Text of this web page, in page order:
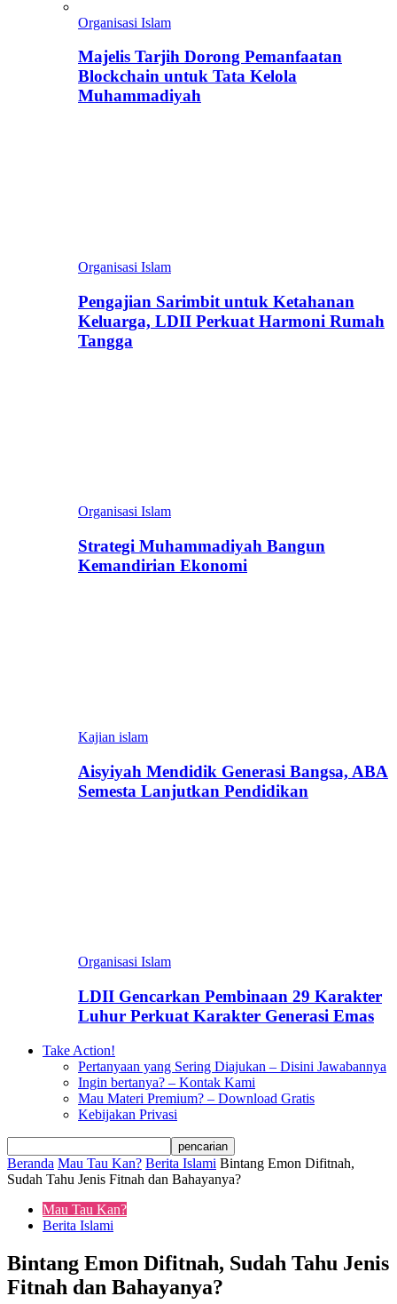
Organisasi Islam
Majelis Tarjih Dorong Pemanfaatan
Blockchain untuk Tata Kelola
Muhammadiyah
Organisasi Islam
Pengajian Sarimbit untuk Ketahanan
Keluarga, LDII Perkuat Harmoni Rumah
Tangga
Organisasi Islam
Strategi Muhammadiyah Bangun
Kemandirian Ekonomi
Kajian islam
Aisyiyah Mendidik Generasi Bangsa, ABA
Semesta Lanjutkan Pendidikan
Organisasi Islam
LDII Gencarkan Pembinaan 29 Karakter
Luhur Perkuat Karakter Generasi Emas
Take Action!
Pertanyaan yang Sering Diajukan – Disini Jawabannya
Ingin bertanya? – Kontak Kami
Mau Materi Premium? – Download Gratis
Kebijakan Privasi
Beranda Mau Tau Kan? Berita Islami Bintang Emon Difitnah,
Sudah Tahu Jenis Fitnah dan Bahayanya?
Mau Tau Kan?
Berita Islami
Bintang Emon Difitnah, Sudah Tahu Jenis
Fitnah dan Bahayanya?